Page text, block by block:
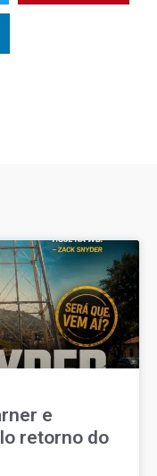
e
retorno do